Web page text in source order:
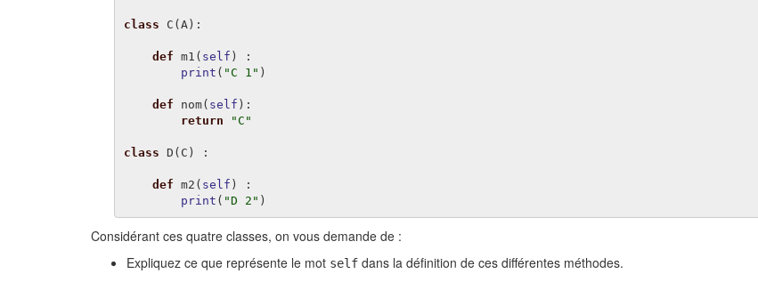
class C (A ):
def m1 ( self )
:
print ( "C 1" )
def nom( self ):
return
"C"
class D ( C ) :
def m2 ( self )
:
print ( "D 2" )
Considérant ces quatre classes, on vous demande de :
Expliquez ce que représente le mot self dans la définition de ces différentes méthodes.